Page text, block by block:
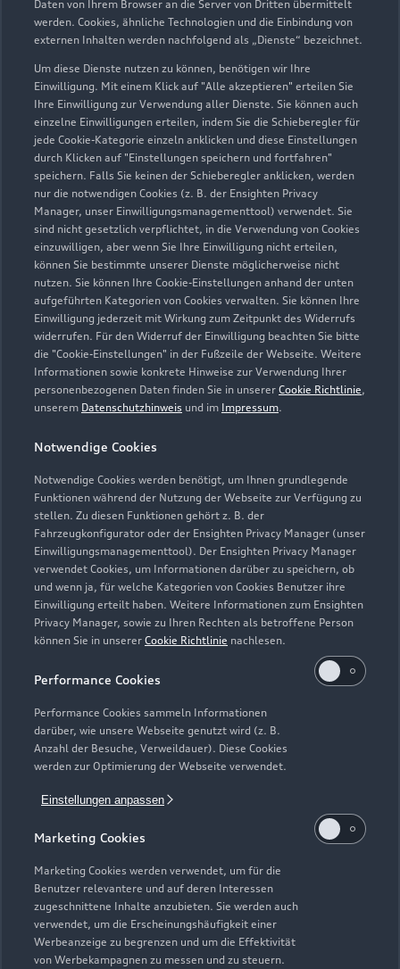
Daten von Ihrem Browser an die Server von Dritten übermittelt
werden. Cookies, ähnliche Technologien und die Einbindung von
externen Inhalten werden nachfolgend als „Dienste“ bezeichnet.
Um diese Dienste nutzen zu können, benötigen wir Ihre
Einwilligung. Mit einem Klick auf "Alle akzeptieren" erteilen Sie
Ihre Einwilligung zur Verwendung aller Dienste. Sie können auch
einzelne Einwilligungen erteilen, indem Sie die Schieberegler für
jede Cookie-Kategorie einzeln anklicken und diese Einstellungen
durch Klicken auf "Einstellungen speichern und fortfahren"
speichern. Falls Sie keinen der Schieberegler anklicken, werden
nur die notwendigen Cookies (z. B. der Ensighten Privacy
Manager, unser Einwilligungsmanagementtool) verwendet. Sie
sind nicht gesetzlich verpflichtet, in die Verwendung von Cookies
einzuwilligen, aber wenn Sie Ihre Einwilligung nicht erteilen,
können Sie bestimmte unserer Dienste möglicherweise nicht
nutzen. Sie können Ihre Cookie-Einstellungen anhand der unten
aufgeführten Kategorien von Cookies verwalten. Sie können Ihre
Einwilligung jederzeit mit Wirkung zum Zeitpunkt des Widerrufs
widerrufen. Für den Widerruf der Einwilligung beachten Sie bitte
die "Cookie-Einstellungen" in der Fußzeile der Webseite. Weitere
Informationen sowie konkrete Hinweise zur Verwendung Ihrer
personenbezogenen Daten finden Sie in unserer Cookie Richtlinie,
unserem Datenschutzhinweis und im Impressum.
Notwendige Cookies
Notwendige Cookies werden benötigt, um Ihnen grundlegende
Funktionen während der Nutzung der Webseite zur Verfügung zu
stellen. Zu diesen Funktionen gehört z. B. der
Fahrzeugkonfigurator oder der Ensighten Privacy Manager (unser
Einwilligungsmanagementtool). Der Ensighten Privacy Manager
verwendet Cookies, um Informationen darüber zu speichern, ob
und wenn ja, für welche Kategorien von Cookies Benutzer ihre
Einwilligung erteilt haben. Weitere Informationen zum Ensighten
Privacy Manager, sowie zu Ihren Rechten als betroffene Person
können Sie in unserer Cookie Richtlinie nachlesen.
Performance Cookies
Performance Cookies sammeln Informationen
darüber, wie unsere Webseite genutzt wird (z. B.
Anzahl der Besuche, Verweildauer). Diese Cookies
werden zur Optimierung der Webseite verwendet.
Einstellungen anpassen
Marketing Cookies
Marketing Cookies werden verwendet, um für die
Benutzer relevantere und auf deren Interessen
zugeschnittene Inhalte anzubieten. Sie werden auch
verwendet, um die Erscheinungshäufigkeit einer
Werbeanzeige zu begrenzen und um die Effektivität
von Werbekampagnen zu messen und zu steuern.
Zu den Rädern
Zurück nach oben
Modelle
Alle Modelle
Modelle vergleichen
Elektromodelle
Plug-in-Hybride
Kaufen & leasen
Gebrauchtwagensuche
Gebrauchtwagen
Finanzierung
Aktionen & Angebote
Geschäftskunden
Service & Zubehör
Audi Services
Garantie
Audi digital services
myAudi
Kundenservice
Audi Online Beratung
Online-Terminvereinbarung
Über Audi
Unternehmen
Karriere
Investor Relations
Presse & Media Center
Datenschutz
© 2026 AUDI AG. Alle Rechte vorbehalten
Impressum Rechtliches
Hinweisgebersystem
Datenschutzinformation